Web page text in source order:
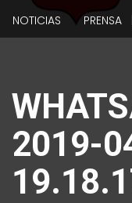
NOTICIAS PRENSA |